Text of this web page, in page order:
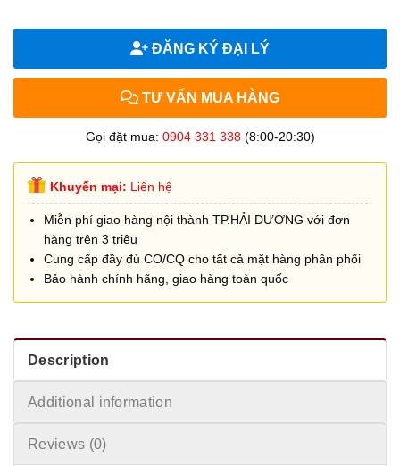
ĐĂNG KÝ ĐẠI LÝ
TƯ VẤN MUA HÀNG
Gọi đặt mua: 0904 331 338(8:00-20:30)
Khuyến mại: Liên hệ
Miễn phí giao hàng nội thành TP.HẢI DƯƠNG với đơn
hàng trên 3 triệu
Cung cấp đầy đủ CO/CQ cho tất cả mặt hàng phân phối
Bảo hành chính hãng, giao hàng toàn quốc
Description
Additional information
Reviews (0)